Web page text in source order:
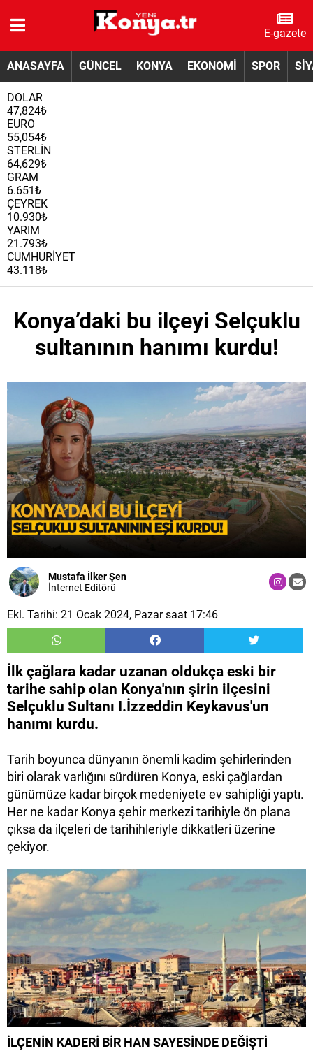
E-gazete
ANASAYFA GÜNCEL KONYA EKONOMİ SPOR
DOLAR
47,824₺
EURO
55,054₺
STERLİN
64,629₺
GRAM
6.651₺
ÇEYREK
10.930₺
YARIM
21.793₺
CUMHURİYET
43.118₺
Konya’daki bu ilçeyi Selçuklu
sultanının hanımı kurdu!
Mustafa İlker Şen
İnternet Editörü
Ekl. Tarihi: 21 Ocak 2024, Pazar saat 17:46
İlk çağlara kadar uzanan oldukça eski bir
tarihe sahip olan Konya'nın şirin ilçesini
Selçuklu Sultanı I.İzzeddin Keykavus'un
hanımı kurdu.
Tarih boyunca dünyanın önemli kadim şehirlerinden
biri olarak varlığını sürdüren Konya, eski çağlardan
günümüze kadar birçok medeniyete ev sahipliği yaptı.
Her ne kadar Konya şehir merkezi tarihiyle ön plana
çıksa da ilçeleri de tarihihleriyle dikkatleri üzerine
çekiyor.
İLÇENİN KADERİ BİR HAN SAYESİNDE DEĞİŞTİ